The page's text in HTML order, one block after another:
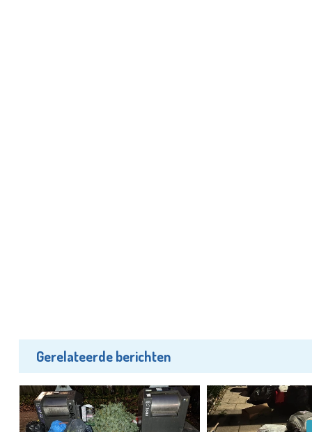
Gerelateerde berichten